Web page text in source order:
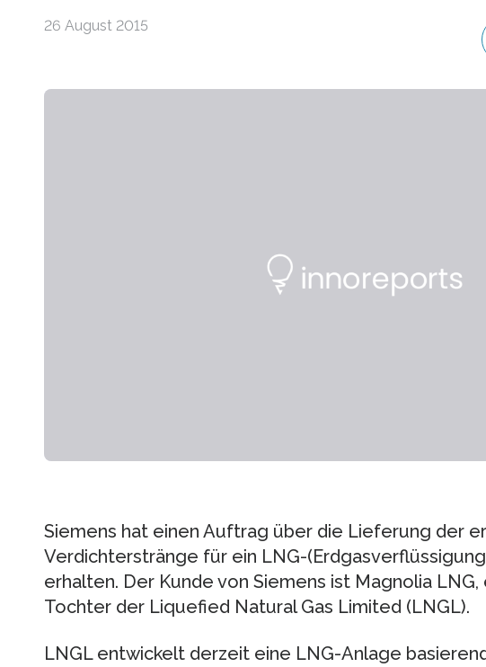
26 August 2015
Siemens hat einen Auftrag über die Lieferung der
Verdichterstränge für ein LNG-
erhalten. Der Kunde von Siemens ist Magnolia
Tochter der Liquefied Natural Gas Limited (LNGL).
LNGL entwickelt derzeit eine LNG-Anlage